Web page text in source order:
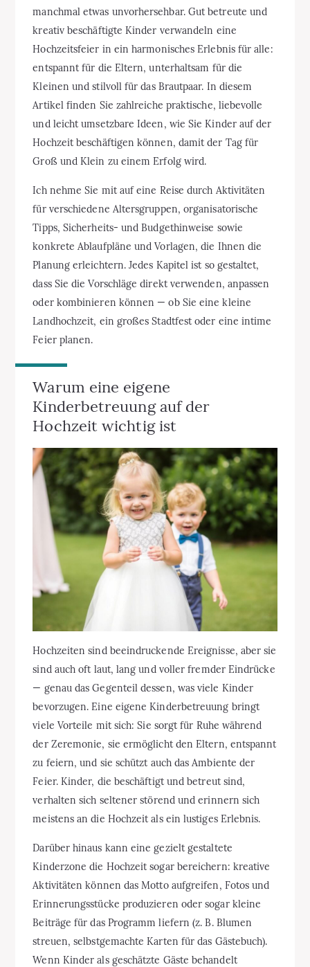
manchmal etwas unvorhersehbar. Gut betreute und
kreativ beschäftigte Kinder verwandeln eine
Hochzeitsfeier in ein harmonisches Erlebnis für alle:
entspannt für die Eltern, unterhaltsam für die
Kleinen und stilvoll für das Brautpaar. In diesem
Artikel finden Sie zahlreiche praktische, liebevolle
und leicht umsetzbare Ideen, wie Sie Kinder auf der
Hochzeit beschäftigen können, damit der Tag für
Groß und Klein zu einem Erfolg wird.
Ich nehme Sie mit auf eine Reise durch Aktivitäten
für verschiedene Altersgruppen, organisatorische
Tipps, Sicherheits- und Budgethinweise sowie
konkrete Ablaufpläne und Vorlagen, die Ihnen die
Planung erleichtern. Jedes Kapitel ist so gestaltet,
dass Sie die Vorschläge direkt verwenden, anpassen
oder kombinieren können — ob Sie eine kleine
Landhochzeit, ein großes Stadtfest oder eine intime
Feier planen.
Warum eine eigene
Kinderbetreuung auf der
Hochzeit wichtig ist
Hochzeiten sind beeindruckende Ereignisse, aber sie
sind auch oft laut, lang und voller fremder Eindrücke
— genau das Gegenteil dessen, was viele Kinder
bevorzugen. Eine eigene Kinderbetreuung bringt
viele Vorteile mit sich: Sie sorgt für Ruhe während
der Zeremonie, sie ermöglicht den Eltern, entspannt
zu feiern, und sie schützt auch das Ambiente der
Feier. Kinder, die beschäftigt und betreut sind,
verhalten sich seltener störend und erinnern sich
meistens an die Hochzeit als ein lustiges Erlebnis.
Darüber hinaus kann eine gezielt gestaltete
Kinderzone die Hochzeit sogar bereichern: kreative
Aktivitäten können das Motto aufgreifen, Fotos und
Erinnerungsstücke produzieren oder sogar kleine
Beiträge für das Programm liefern (z. B. Blumen
streuen, selbstgemachte Karten für das Gästebuch).
Wenn Kinder als geschätzte Gäste behandelt